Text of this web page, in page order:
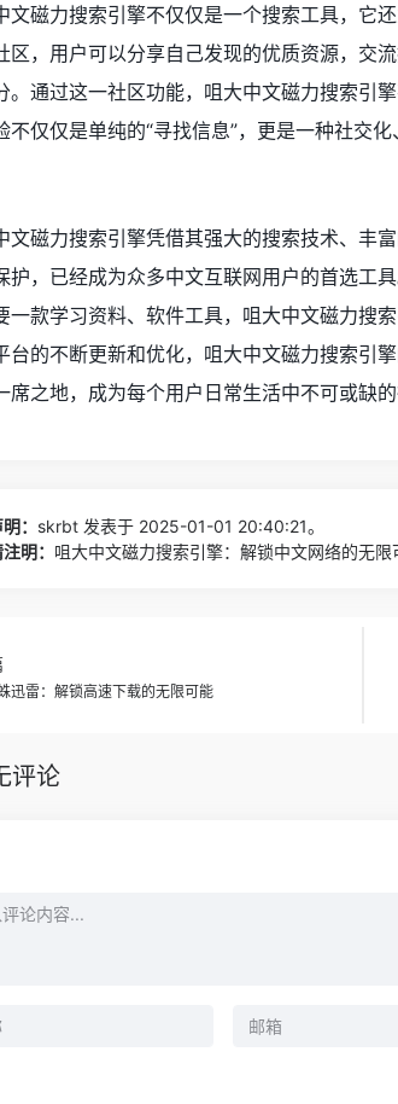
文磁力搜索引擎不仅仅是一个搜索工具，它
区，用户可以分享自己发现的优质资源，交
。通过这一社区功能，咀大中文磁力搜索引
不仅仅是单纯的“寻找信息”，更是一种社交化
文磁力搜索引擎凭借其强大的搜索技术、丰
护，已经成为众多中文互联网用户的首选工
一款学习资料、软件工具，咀大中文磁力搜
台的不断更新和优化，咀大中文磁力搜索引
席之地，成为每个用户日常生活中不可或缺的
： skrbt 发表于 2025-01-01 20:40:21。
明： 咀大中文磁力搜索引擎：解锁中文网络的无
迅雷：解锁高速下载的无限可能
评论